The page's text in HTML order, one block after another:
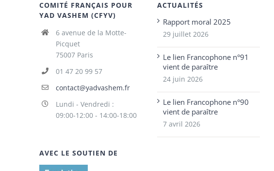
COMITÉ FRANÇAIS POUR
YAD VASHEM (CFYV)
6 avenue de la Motte-
Picquet
75007 Paris
01 47 20 99 57
contact@yadvashem.fr
Lundi - Vendredi :
09:00-12:00 - 14:00-18:00
AVEC LE SOUTIEN DE
ACTUALITÉS
Rapport moral 2025
29 juillet 2026
Le lien Francophone n°91
vient de paraître
24 juin 2026
Le lien Francophone n°90
vient de paraître
7 avril 2026